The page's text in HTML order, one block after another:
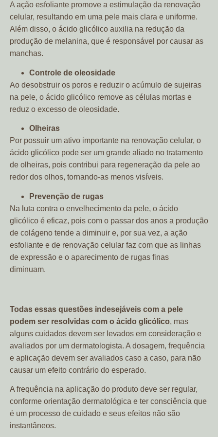
A ação esfoliante promove a estimulação da renovação
celular, resultando em uma pele mais clara e uniforme.
Além disso, o ácido glicólico auxilia na redução da
produção de melanina, que é responsável por causar as
manchas.
Controle de oleosidade
Ao desobstruir os poros e reduzir o acúmulo de sujeiras
na pele, o ácido glicólico remove as células mortas e
reduz o excesso de oleosidade.
Olheiras
Por possuir um ativo importante na renovação celular, o
ácido glicólico pode ser um grande aliado no tratamento
de olheiras, pois contribui para regeneração da pele ao
redor dos olhos, tornando-as menos visíveis.
Prevenção de rugas
Na luta contra o envelhecimento da pele, o ácido
glicólico é eficaz, pois com o passar dos anos a produção
de colágeno tende a diminuir e, por sua vez, a ação
esfoliante e de renovação celular faz com que as linhas
de expressão e o aparecimento de rugas finas
diminuam.
Todas essas questões indesejáveis com a pele
podem ser resolvidas com o ácido glicólico, mas
alguns cuidados devem ser levados em consideração e
avaliados por um dermatologista. A dosagem, frequência
e aplicação devem ser avaliados caso a caso, para não
causar um efeito contrário do esperado.
A frequência na aplicação do produto deve ser regular,
conforme orientação dermatológica e ter consciência que
é um processo de cuidado e seus efeitos não são
instantâneos.